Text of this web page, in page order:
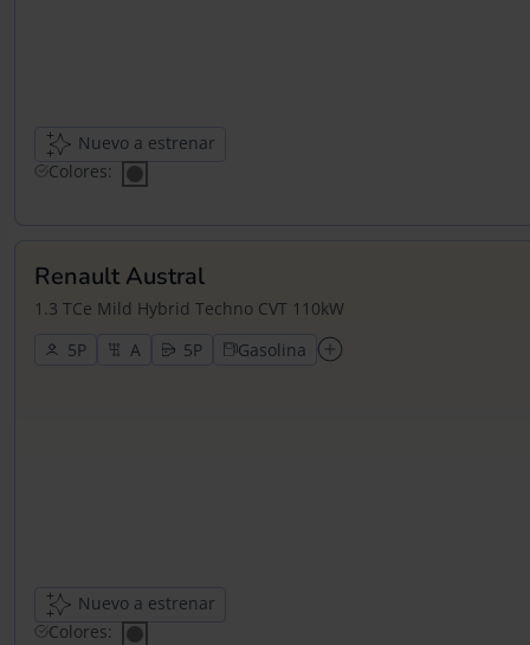
Nuevo a estrenar
Colores:
Renault Austral
1.3 TCe Mild Hybrid Techno CVT 110kW
5
5 Gasolina
Nuevo a estrenar
Colores: